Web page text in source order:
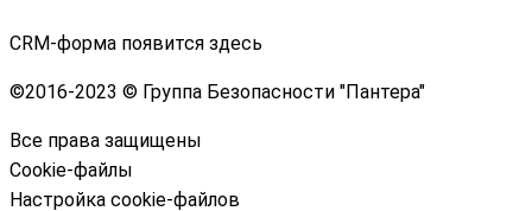
CRM-форма появится здесь
©2016-2023 © Группа Безопасности "Пантера"
Все права защищены
Cookie-файлы
Настройка cookie-файлов